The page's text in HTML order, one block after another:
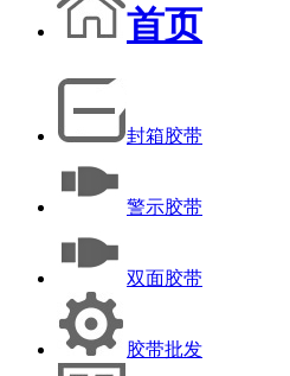
首页
封箱胶带
警示胶带
双面胶带
胶带批发